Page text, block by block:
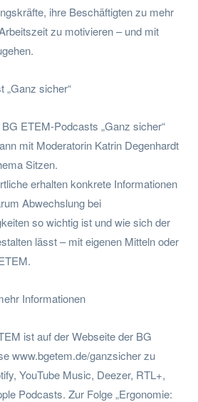
ihre Beschäftigten zu mehr
zu motivieren – und mit
„Ganz sicher“
ETEM-Podcasts „Ganz sicher“
mit Moderatorin Katrin Degenhardt
Sitzen.
erhalten konkrete Informationen
Abwechslung bei
so wichtig ist und wie sich der
lässt – mit eigenen Mitteln oder
Informationen
ist auf der Webseite der BG
www.bgetem.de/ganzsicher zu
YouTube Music, Deezer, RTL+,
Podcasts. Zur Folge „Ergonomie: